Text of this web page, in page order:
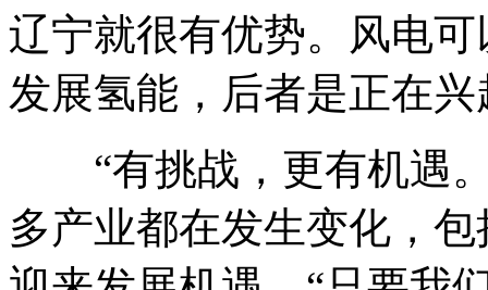
辽宁就很有优势。风电
发展氢能，后者是正在
“有挑战，更有机遇。
多产业都在发生变化，